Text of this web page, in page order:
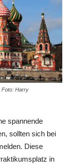
Foto: Harry
spannende
sollten sich bei
Diese
in